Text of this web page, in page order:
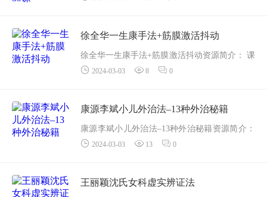
2南北政看病的旋转逻辑思维.mp4
3南北政三点窍门.mp4...
徐全华一生康手法+筋膜激活抖动
徐全华一生康手法+筋膜激活抖动资源简介： 课
程目录
4
02通透法与觉知练习(2022-1...
2024-03-03 8 0
康源李斌小儿外治法–13种外治秘籍
康源李斌小儿外治法–13种外治秘籍资源简介：
课程目录
2 【录播】小儿外治法第三...
2024-03-03 13 0
王丽颖沈氏女科虚实辨证法